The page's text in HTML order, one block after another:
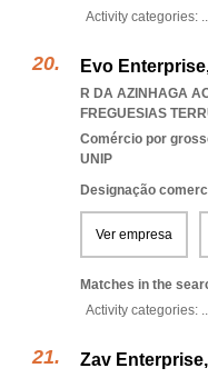
Activity categories:
Evo
R DA AZINHAGA
FREGUESIAS
Comércio por
UNIP
Designação
Ver empresa
Matches in the
Activity categories:
Zav